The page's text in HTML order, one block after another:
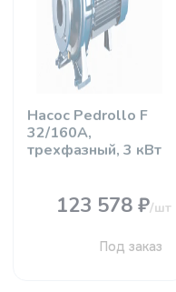
Насос Pedrollo F
32/160А,
трехфазный, 3 кВт
123 578 ₽/шт
Под заказ